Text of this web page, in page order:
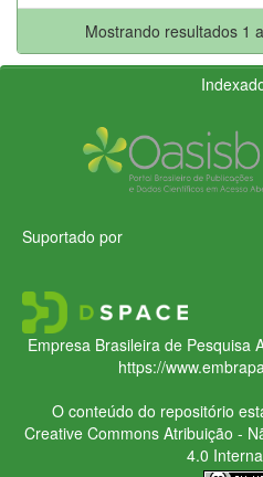
Mostrando resultados 1
Suportado por
Empresa Brasileira de Pesquisa
https://
O conteúdo do repositório
Creative CommonsAtribuição -
4.0